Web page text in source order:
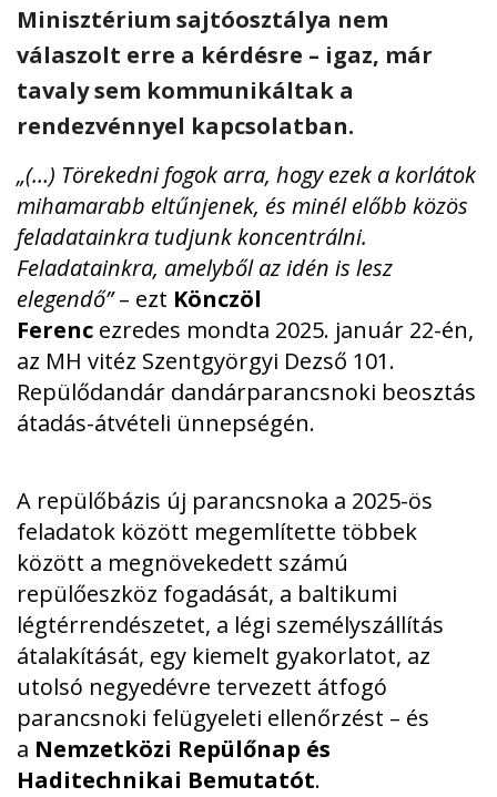
Minisztérium sajtóosztálya nem
válaszolt erre a kérdésre – igaz, már
tavaly sem kommunikáltak a
rendezvénnyel kapcsolatban.
„(…) Törekedni fogok arra, hogy ezek a korlátok
mihamarabb eltűnjenek, és minél előbb közös
feladatainkra tudjunk koncentrálni.
Feladatainkra, amelyből az idén is lesz
elegendő”– ezt Könczöl
Ferenc ezredes mondta 2025. január 22-én,
az MH vitéz Szentgyörgyi Dezső 101.
Repülődandár dandárparancsnoki beosztás
átadás-átvételi ünnepségén.
A repülőbázis új parancsnoka a 2025-ös
feladatok között megemlítette többek
között a megnövekedett számú
repülőeszköz fogadását, a baltikumi
légtérrendészetet, a légi személyszállítás
átalakítását, egy kiemelt gyakorlatot, az
utolsó negyedévre tervezett átfogó
parancsnoki felügyeleti ellenőrzést – és
a Nemzetközi Repülőnap és
Haditechnikai Bemutatót.